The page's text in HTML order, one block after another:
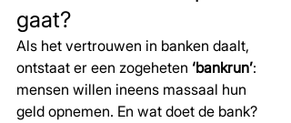
gaat?
Als het vertrouwen in banken daalt,
ontstaat er een zogeheten ‘bankrun’:
mensen willen ineens massaal hun
geld opnemen. En wat doet de bank?